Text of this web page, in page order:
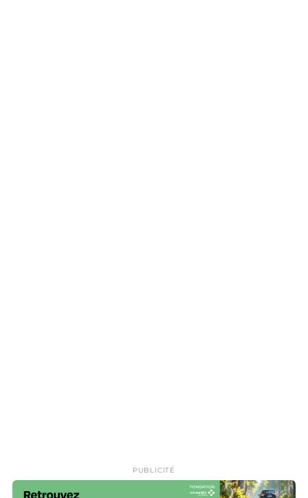
PUBLICITÉ